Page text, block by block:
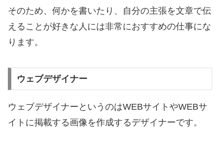
そのため、何かを書いたり、自分の主張を文章で伝
えることが好きな人には非常におすすめの仕事にな
ります。
ウェブデザイナー
ウェブデザイナーというのはWEBサイトやWEBサ
イトに掲載する画像を作成するデザイナーです。